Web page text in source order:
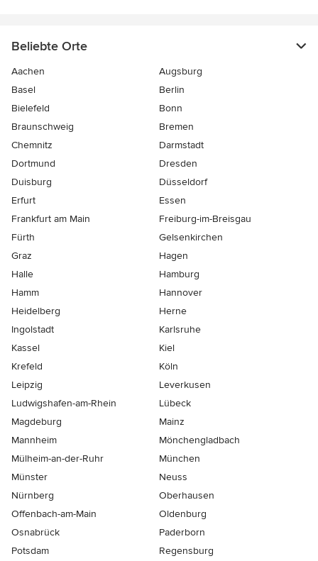
Beliebte Orte
Aachen
Augsburg
Basel
Berlin
Bielefeld
Bonn
Braunschweig
Bremen
Chemnitz
Darmstadt
Dortmund
Dresden
Duisburg
Düsseldorf
Erfurt
Essen
Frankfurt am Main
Freiburg-im-Breisgau
Fürth
Gelsenkirchen
Graz
Hagen
Halle
Hamburg
Hamm
Hannover
Heidelberg
Herne
Ingolstadt
Karlsruhe
Kassel
Kiel
Krefeld
Köln
Leipzig
Leverkusen
Ludwigshafen-am-Rhein
Lübeck
Magdeburg
Mainz
Mannheim
Mönchen­gladbach
Mülheim-an-der-Ruhr
München
Münster
Neuss
Nürnberg
Oberhausen
Offenbach-am-Main
Oldenburg
Osnabrück
Paderborn
Potsdam
Regensburg